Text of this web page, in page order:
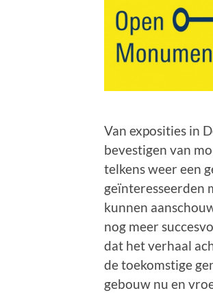
Van exposities in
bevestigen van
telkens weer een
geïnteresseerden
kunnen
nog meer
dat het verhaal
de toekomstige
gebouw nu en